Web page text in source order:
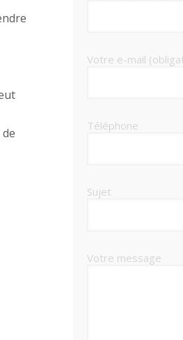
Votre e-mail
Téléphone
Sujet
Votre message